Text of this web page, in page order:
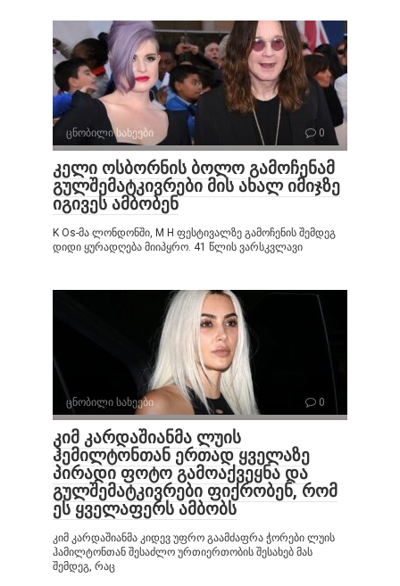
ცნობილი სახეები 0
კელი ოსბორნის ბოლო გამოჩენამ
გულშემატკივრები მის ახალ იმიჯზე
იგივეს ამბობენ
K Os-მა ლონდონში, M H ფესტივალზე გამოჩენის შემდეგ
დიდი ყურადღება მიიპყრო. 41 წლის ვარსკვლავი
ცნობილი სახეები 0
კიმ კარდაშიანმა ლუის
ჰემილტონთან ერთად ყველაზე
პირადი ფოტო გამოაქვეყნა და
გულშემატკივრები ფიქრობენ, რომ
ეს ყველაფერს ამბობს
კიმ კარდაშიანმა კიდევ უფრო გაამძაფრა ჭორები ლუის
ჰამილტონთან შესაძლო ურთიერთობის შესახებ მას
შემდეგ, რაც